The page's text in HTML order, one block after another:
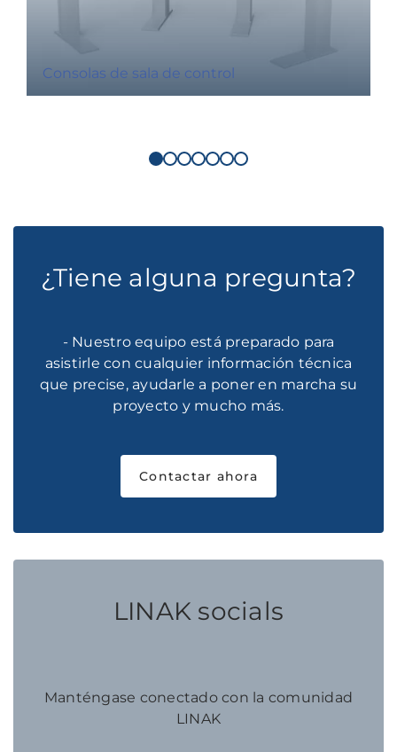
Consolas de sala de control
¿Tiene alguna pregunta?
- Nuestro equipo está preparado para
asistirle con cualquier información técnica
que precise, ayudarle a poner en marcha su
proyecto y mucho más.
Contactar ahora
LINAK socials
Manténgase conectado con la comunidad
LINAK